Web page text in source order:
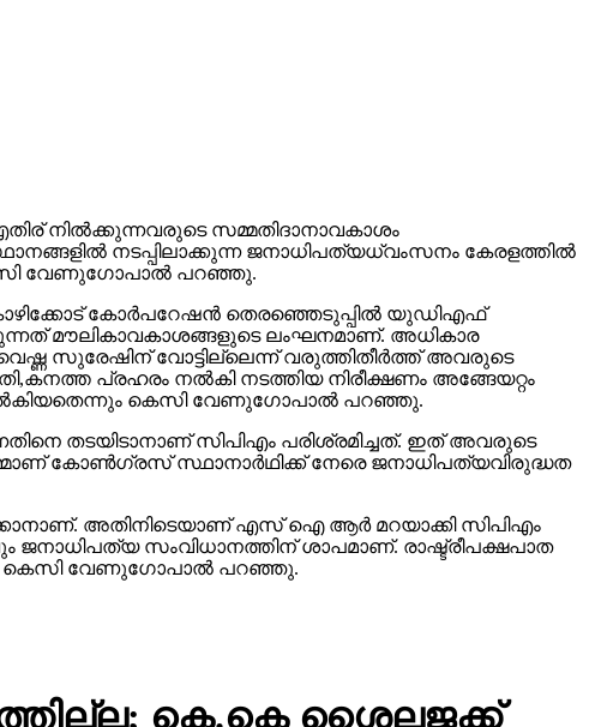
നില്‍ക്കുന്നവരുടെ സമ്മതിദാനാവകാശം
നടപ്പിലാക്കുന്ന ജനാധിപത്യധ്വംസനം കേരളത്തില്‍
വേണുഗോപാല്‍ പറഞ്ഞു.
കോര്‍പറേഷന്‍ തെരഞ്ഞെടുപ്പില്‍ യുഡിഎഫ്
മൗലികാവകാശങ്ങളുടെ ലംഘനമാണ്. അധികാര
സുരേഷിന് വോട്ടില്ലെന്ന് വരുത്തിതീര്‍ത്ത് അവരുടെ
പ്രഹരം നല്‍കി നടത്തിയ നിരീക്ഷണം അങ്ങേയറ്റം
കെസി വേണുഗോപാല്‍ പറഞ്ഞു.
തടയിടാനാണ് സിപിഎം പരിശ്രമിച്ചത്. ഇത് അവരുടെ
കോണ്‍ഗ്രസ് സ്ഥാനാര്‍ഥിക്ക് നേരെ ജനാധിപത്യവിരുദ്ധത
അതിനിടെയാണ് എസ് ഐ ആര്‍ മറയാക്കി സിപിഎം
ജനാധിപത്യ സംവിധാനത്തിന് ശാപമാണ്. രാഷ്ട്രീപക്ഷപാത
കെസി വേണുഗോപാല്‍ പറഞ്ഞു.
കെ.കെ ശൈലജക്ക്